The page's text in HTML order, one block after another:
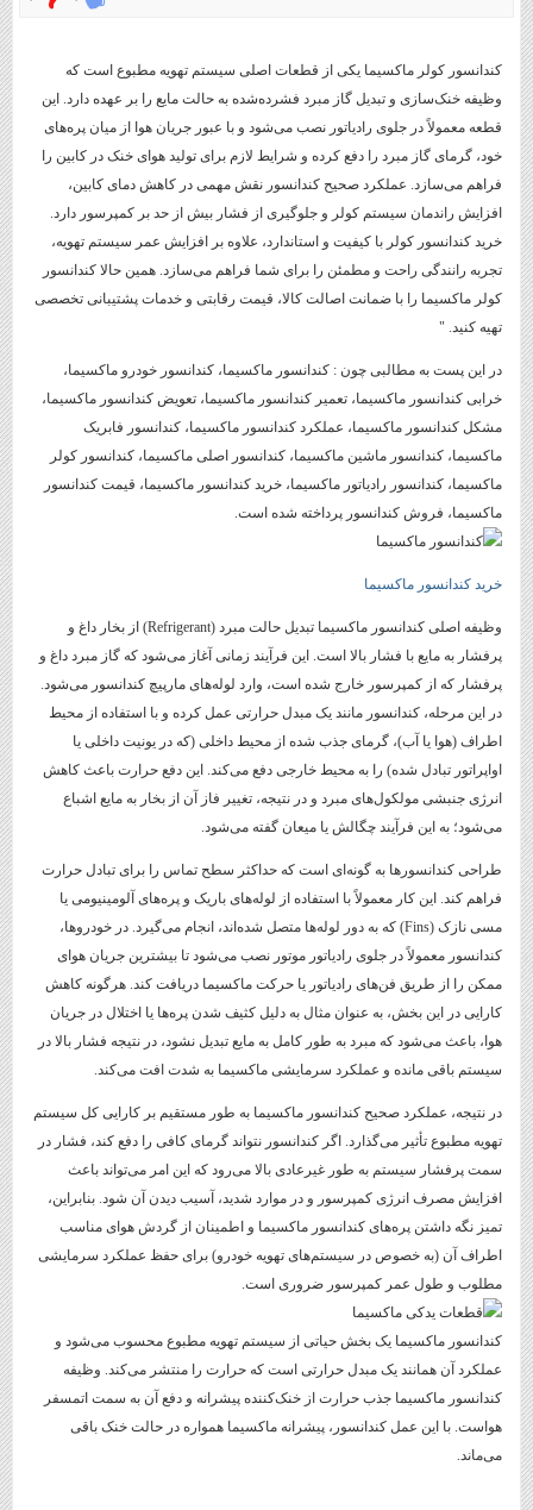
کندانسور کولر ماکسیما یکی از قطعات اصلی سیستم تهویه مطبوع است که
وظیفه خنک‌سازی و تبدیل گاز مبرد فشرده‌شده به حالت مایع را بر عهده دارد. این
قطعه معمولاً در جلوی رادیاتور نصب می‌شود و با عبور جریان هوا از میان پره‌های
خود، گرمای گاز مبرد را دفع کرده و شرایط لازم برای تولید هوای خنک در کابین را
فراهم می‌سازد. عملکرد صحیح کندانسور نقش مهمی در کاهش دمای کابین،
افزایش راندمان سیستم کولر و جلوگیری از فشار بیش از حد بر کمپرسور دارد.
خرید کندانسور کولر با کیفیت و استاندارد، علاوه بر افزایش عمر سیستم تهویه،
تجربه رانندگی راحت و مطمئن را برای شما فراهم می‌سازد. همین حالا کندانسور
کولر ماکسیما را با ضمانت اصالت کالا، قیمت رقابتی و خدمات پشتیبانی تخصصی
تهیه کنید. "
در این پست به مطالبی چون : کندانسور ماکسیما، کندانسور خودرو ماکسیما،
خرابی کندانسور ماکسیما، تعمیر کندانسور ماکسیما، تعویض کندانسور ماکسیما،
مشکل کندانسور ماکسیما، عملکرد کندانسور ماکسیما، کندانسور فابریک
ماکسیما، کندانسور ماشین ماکسیما، کندانسور اصلی ماکسیما، کندانسور کولر
ماکسیما، کندانسور رادیاتور ماکسیما، خرید کندانسور ماکسیما، قیمت کندانسور
ماکسیما، فروش کندانسور پرداخته شده است.
خرید کندانسور ماکسیما
وظیفه اصلی کندانسور ماکسیما تبدیل حالت مبرد (Refrigerant) از بخار داغ و
پرفشار به مایع با فشار بالا است. این فرآیند زمانی آغاز می‌شود که گاز مبرد داغ و
پرفشار که از کمپرسور خارج شده است، وارد لوله‌های مارپیچ کندانسور می‌شود.
در این مرحله، کندانسور مانند یک مبدل حرارتی عمل کرده و با استفاده از محیط
اطراف (هوا یا آب)، گرمای جذب شده از محیط داخلی (که در یونیت داخلی یا
اواپراتور تبادل شده) را به محیط خارجی دفع می‌کند. این دفع حرارت باعث کاهش
انرژی جنبشی مولکول‌های مبرد و در نتیجه، تغییر فاز آن از بخار به مایع اشباع
می‌شود؛ به این فرآیند چگالش یا میعان گفته می‌شود.
طراحی کندانسورها به گونه‌ای است که حداکثر سطح تماس را برای تبادل حرارت
فراهم کند. این کار معمولاً با استفاده از لوله‌های باریک و پره‌های آلومینیومی یا
مسی نازک (Fins) که به دور لوله‌ها متصل شده‌اند، انجام می‌گیرد. در خودروها،
کندانسور معمولاً در جلوی رادیاتور موتور نصب می‌شود تا بیشترین جریان هوای
ممکن را از طریق فن‌های رادیاتور یا حرکت ماکسیما دریافت کند. هرگونه کاهش
کارایی در این بخش، به عنوان مثال به دلیل کثیف شدن پره‌ها یا اختلال در جریان
هوا، باعث می‌شود که مبرد به طور کامل به مایع تبدیل نشود، در نتیجه فشار بالا در
سیستم باقی مانده و عملکرد سرمایشی ماکسیما به شدت افت می‌کند.
در نتیجه، عملکرد صحیح کندانسور ماکسیما به طور مستقیم بر کارایی کل سیستم
تهویه مطبوع تأثیر می‌گذارد. اگر کندانسور نتواند گرمای کافی را دفع کند، فشار در
سمت پرفشار سیستم به طور غیرعادی بالا می‌رود که این امر می‌تواند باعث
افزایش مصرف انرژی کمپرسور و در موارد شدید، آسیب دیدن آن شود. بنابراین،
تمیز نگه داشتن پره‌های کندانسور ماکسیما و اطمینان از گردش هوای مناسب
اطراف آن (به خصوص در سیستم‌های تهویه خودرو) برای حفظ عملکرد سرمایشی
مطلوب و طول عمر کمپرسور ضروری است.
کندانسور ماکسیما یک بخش حیاتی از سیستم تهویه مطبوع محسوب می‌شود و
عملکرد آن همانند یک مبدل حرارتی است که حرارت را منتشر می‌کند. وظیفه
کندانسور ماکسیما جذب حرارت از خنک‌کننده پیشرانه و دفع آن به سمت اتمسفر
هواست. با این عمل کندانسور، پیشرانه ماکسیما همواره در حالت خنک باقی
می‌ماند.